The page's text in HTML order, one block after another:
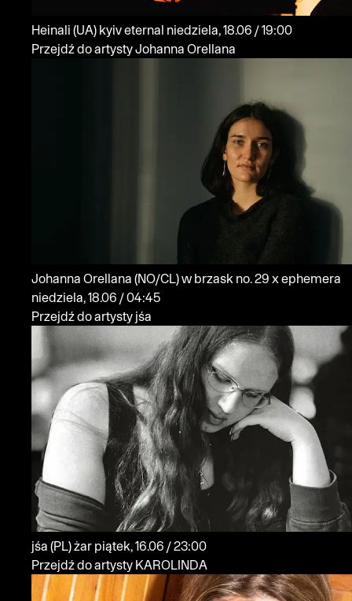
Heinali (UA) kyiv eternal
niedziela, 18.06 / 19:00
Przejdź do artysty Johanna Orellana
Johanna Orellana (NO/CL)w brzask no. 29 x ephemera
niedziela, 18.06 / 04:45
Przejdź do artysty jśa
jśa (PL)żar
piątek, 16.06 / 23:00
Przejdź do artysty KAROLINDA